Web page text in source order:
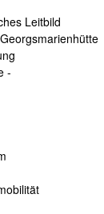
Leitbild
-